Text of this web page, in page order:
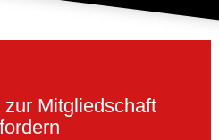
Mitgliedschaft